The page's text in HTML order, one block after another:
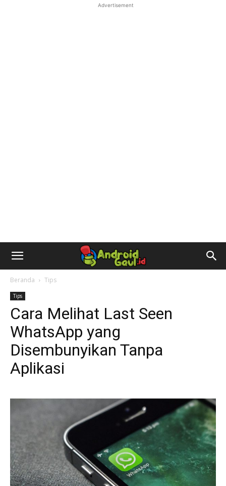
Advertisement
AndroidGaul.id
Beranda Tips
Tips
Cara Melihat Last Seen
WhatsApp yang
Disembunyikan Tanpa
Aplikasi